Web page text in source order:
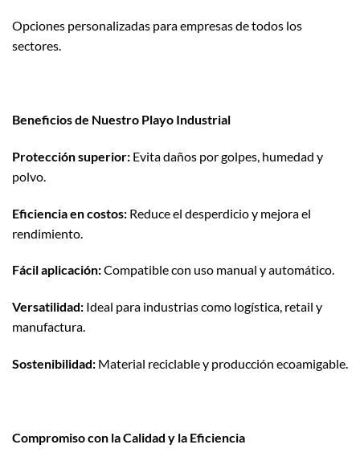
Opciones personalizadas para empresas de todos los
sectores.
Beneficios de Nuestro Playo Industrial
Protección superior: Evita daños por golpes, humedad y
polvo.
Eficiencia en costos: Reduce el desperdicio y mejora el
rendimiento.
Fácil aplicación:Compatible con uso manual y automático.
Versatilidad: Ideal para industrias como logística, retail y
manufactura.
Sostenibilidad: Material reciclable y producción ecoamigable.
Compromiso con la Calidad y la Eficiencia